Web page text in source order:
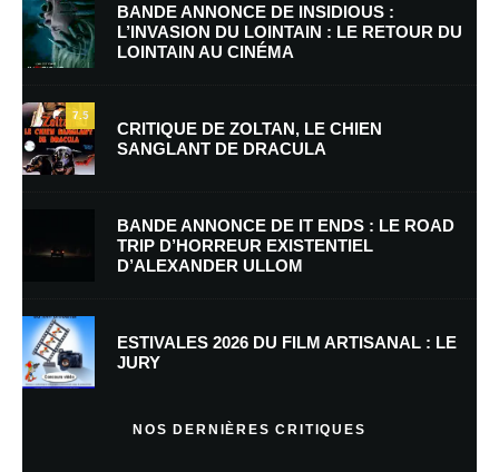
Nom*
E-mail*
Enregistrer mon nom, mon e-mail et mon site dans le navigateur pour
Prévenez-moi de tous les nouveaux commentaires par e-mail.
Prévenez-moi de tous les nouveaux articles par e-mail.
BANDE ANNONCE DE INSIDIOUS :
L’INVASION DU LOINTAIN : LE RETOUR DU
LOINTAIN AU CINÉMA
7.5
CRITIQUE DE ZOLTAN, LE CHIEN
SANGLANT DE DRACULA
BANDE ANNONCE DE IT ENDS : LE ROAD
TRIP D’HORREUR EXISTENTIEL
D’ALEXANDER ULLOM
ESTIVALES 2026 DU FILM ARTISANAL : LE
JURY
NOS DERNIÈRES CRITIQUES